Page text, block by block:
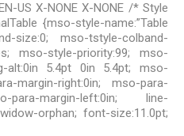
US X-NONE X-NONE /* Style
{mso-style-name:”Table
size:0; mso-tstyle-colband-
mso-style-priority:99; mso-
alt:0in 5.4pt 0in 5.4pt; mso-
margin-right:0in; mso-para-
para-margin-left:0in; line-
orphan; font-size:11.0pt;